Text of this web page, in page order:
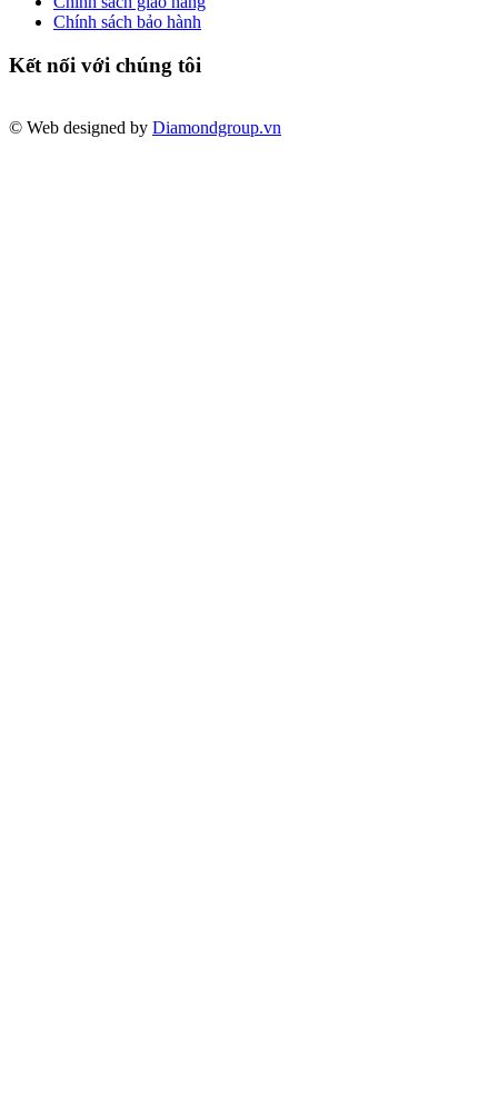
Chính sách bảo hành
Kết nối với chúng tôi
© Web designed by Diamondgroup.vn